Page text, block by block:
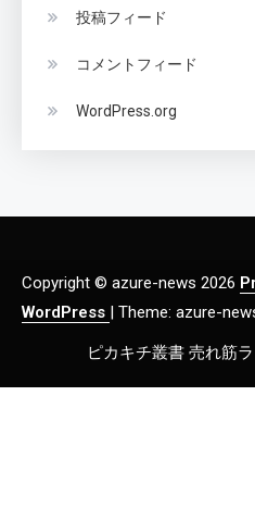
投稿フィード
コメントフィード
WordPress.org
Copyright © azure-news 2026
WordPress | Theme: azure-
ピカキチ叢書 売れ筋